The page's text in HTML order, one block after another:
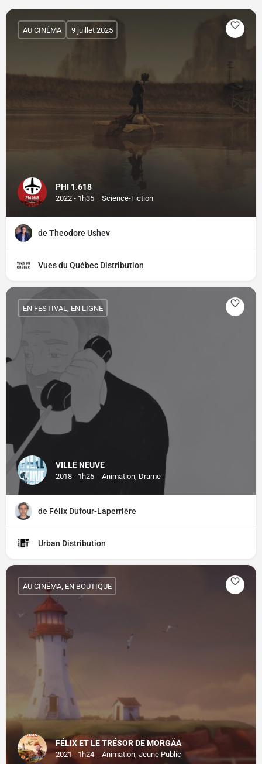
PHI 1.618
2022 - 1h35 Science-Fiction
AU CINÉMA 9 juillet 2025
de Theodore Ushev
Vues du Québec Distribution
VILLE NEUVE
2018 - 1h25 Animation, Drame
EN FESTIVAL, EN LIGNE
de Félix Dufour-Laperrière
Urban Distribution
FÉLIX ET LE TRÉSOR DE MORGÄA
2021 - 1h24 Animation, Jeune Public
AU CINÉMA, EN BOUTIQUE